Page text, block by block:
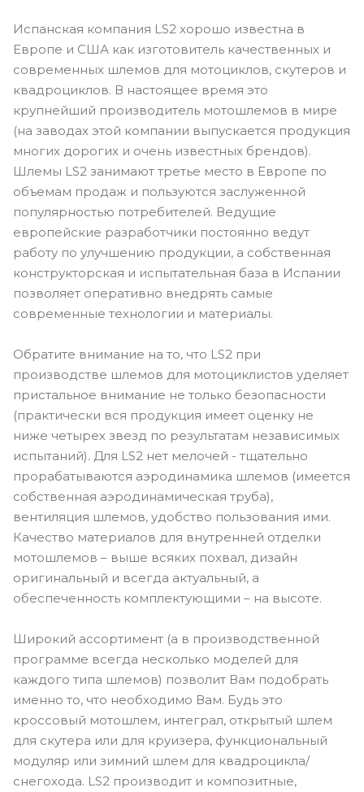
Испанская компания LS2 хорошо известна в
Европе и США как изготовитель качественных и
современных шлемов для мотоциклов, скутеров и
квадроциклов. В настоящее время это
крупнейший производитель мотошлемов в мире
(на заводах этой компании выпускается продукция
многих дорогих и очень известных брендов).
Шлемы LS2 занимают третье место в Европе по
объемам продаж и пользуются заслуженной
популярностью потребителей. Ведущие
европейские разработчики постоянно ведут
работу по улучшению продукции, а собственная
конструкторская и испытательная база в Испании
позволяет оперативно внедрять самые
современные технологии и материалы.
Обратите внимание на то, что LS2 при
производстве шлемов для мотоциклистов уделяет
пристальное внимание не только безопасности
(практически вся продукция имеет оценку не
ниже четырех звезд по результатам независимых
испытаний). Для LS2 нет мелочей - тщательно
прорабатываются аэродинамика шлемов (имеется
собственная аэродинамическая труба),
вентиляция шлемов, удобство пользования ими.
Качество материалов для внутренней отделки
мотошлемов – выше всяких похвал, дизайн
оригинальный и всегда актуальный, а
обеспеченность комплектующими – на высоте.
Широкий ассортимент (а в производственной
программе всегда несколько моделей для
каждого типа шлемов) позволит Вам подобрать
именно то, что необходимо Вам. Будь это
кроссовый мотошлем, интеграл, открытый шлем
для скутера или для круизера, функциональный
модуляр или зимний шлем для квадроцикла/
снегохода. LS2 производит и композитные,